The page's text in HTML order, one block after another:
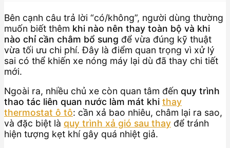
Bên cạnh câu trả lời “có/không”, người dùng thường
muốn biết thêm khi nào nên thay toàn bộ và khi
nào chỉ cần châm bổ sung để vừa đúng kỹ thuật
vừa tối ưu chi phí. Đây là điểm quan trọng vì xử lý
sai có thể khiến xe nóng máy lại dù đã thay chi tiết
mới.
Ngoài ra, nhiều chủ xe còn quan tâm đến quy trình
thao tác liên quan nước làm mát khi thay
thermostat ô tô: cần xả bao nhiêu, châm lại ra sao,
và đặc biệt là quy trình xả gió sau thay để tránh
hiện tượng kẹt khí gây quá nhiệt giả.